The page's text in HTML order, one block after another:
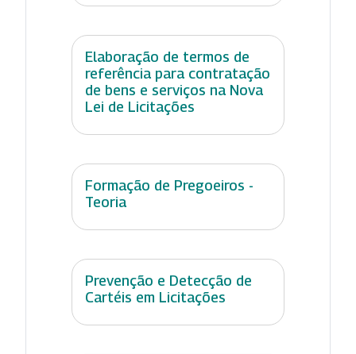
Elaboração de termos de
referência para contratação
de bens e serviços na Nova
Lei de Licitações
Formação de Pregoeiros -
Teoria
Prevenção e Detecção de
Cartéis em Licitações